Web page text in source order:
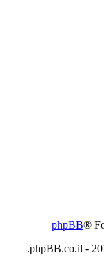
phpBB®